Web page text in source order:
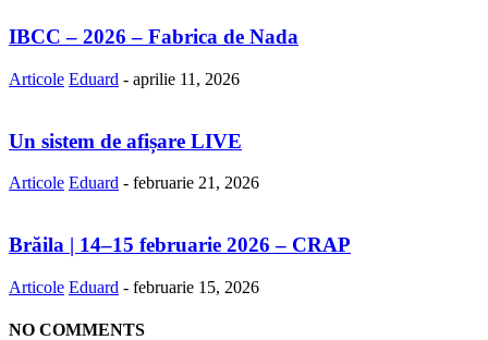
IBCC – 2026 – Fabrica de Nada
Articole Eduard - aprilie 11, 2026
Un sistem de afișare LIVE
Articole Eduard - februarie 21, 2026
Brăila | 14–15 februarie 2026 – CRAP
Articole Eduard - februarie 15, 2026
NO COMMENTS